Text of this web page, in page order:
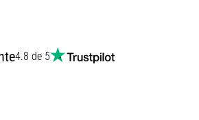
4.8 de 5